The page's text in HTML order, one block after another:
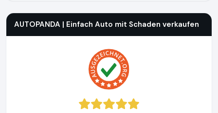
AUTOPANDA | Einfach Auto mit Schaden verkaufen